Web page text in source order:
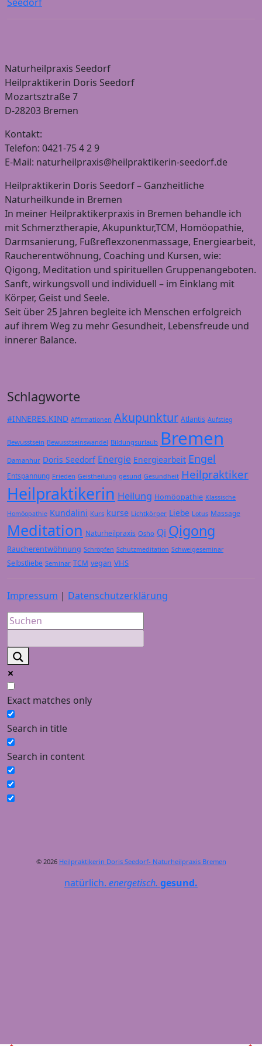
Naturheilpraxis Seedorf
Heilpraktikerin Doris Seedorf
Mozartsztraße 7
D-28203 Bremen
Kontakt:
Telefon: 0421-75 4 2 9
E-Mail: naturheilpraxis@heilpraktikerin-seedorf.de
Heilpraktikerin Doris Seedorf – Ganzheitliche
Naturheilkunde in Bremen
In meiner Heilpraktikerpraxis in Bremen behandle ich
mit Schmerztherapie, Akupunktur,TCM, Homöopathie,
Darmsanierung, Fußreflexzonenmassage, Energiearbeit,
Raucherentwöhnung, Coaching und Kursen, wie:
Qigong, Meditation und spirituellen Gruppenangeboten.
Sanft, wirkungsvoll und individuell – im Einklang mit
Körper, Geist und Seele.
Seit über 25 Jahren begleite ich Menschen erfolgreich
auf ihrem Weg zu mehr Gesundheit, Lebensfreude und
innerer Balance.
Schlagworte
#INNERES.KIND Affirmationen Akupunktur Atlantis Aufstieg
Bewusstsein Bewusstseinswandel Bildungsurlaub Bremen
Damanhur Doris Seedorf Energie Energiearbeit Engel
Entspannung Frieden Geistheilung gesund Gesundheit Heilpraktiker
Heilpraktikerin Heilung Homöopathie Klassische
Homöopathie Kundalini Kurs kurse Lichtkörper Liebe Lotus Massage
Meditation Naturheilpraxis Osho Qi Qigong
Raucherentwöhnung Schröpfen Schutzmeditation Schweigeseminar
Selbstliebe Seminar TCM vegan VHS
Impressum | Datenschutzerklärung
Exact matches only
Search in title
Search in content
© 2026 Heilpraktikerin Doris Seedorf- Naturheilpraxis Bremen
natürlich. energetisch. gesund.